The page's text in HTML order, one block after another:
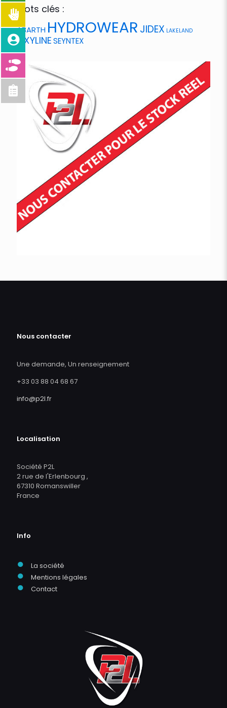
Mots clés :
ABARTH HYDROWEAR JIDEX LAKELAND
OXYLINESEYNTEX
Nous contacter
Une demande, Un renseignement
+33 03 88 04 68 67
info@p2l.fr
Localisation
Société P2L
2 rue de l'Erlenbourg ,
67310 Romanswiller
France
Info
● La société
● Mentions légales
● Contact